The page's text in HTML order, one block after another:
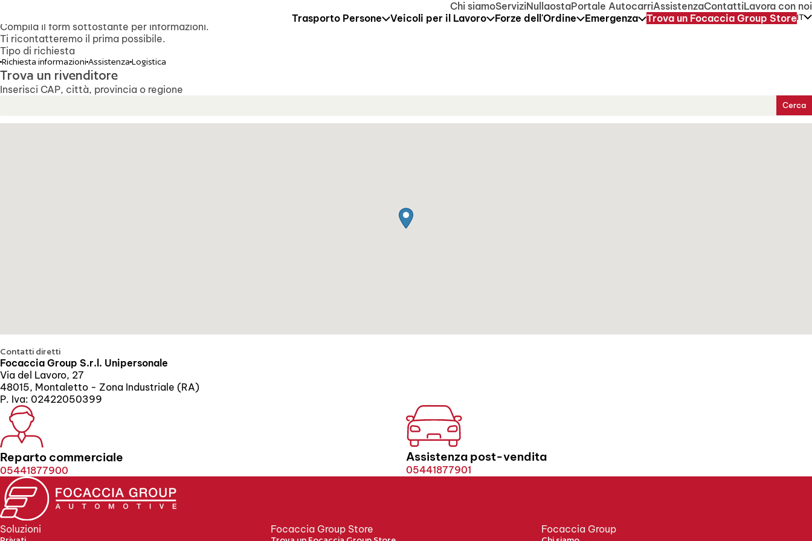
I nostri uffici saranno chiusi dal 10 al 21 agosto compresi. Il servizio di assistenza tecnica rimarrà regolarmente attivo.
Chi siamoServiziNullaostaPortale AutocarriAssistenzaContattiLavora con noi
Trasporto Persone
Veicoli per il Lavoro Forze dell'Ordine Emergenza Trova un Focaccia Group StoreIT
Compila il form sottostante per informazioni.
Ti ricontatteremo il prima possibile.
Tipo di richiesta
Richiesta informazioniAssistenza Logistica
Trova un rivenditore
Inserisci CAP, città, provincia o regione
Contatti diretti
Focaccia Group S.r.l. Unipersonale
Via del Lavoro, 27
48015, Montaletto - Zona Industriale (RA)
P. Iva: 02422050399
Reparto commerciale
05441877900
Assistenza post-vendita
05441877901
Soluzioni Focaccia Group Store Focaccia Group